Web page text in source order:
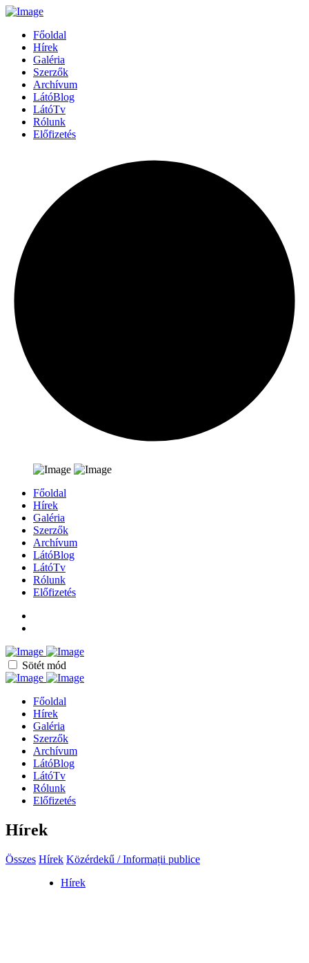
Főoldal
Hírek
Galéria
Szerzők
Archívum
LátóBlog
LátóTv
Rólunk
Előfizetés
Főoldal
Hírek
Galéria
Szerzők
Archívum
LátóBlog
LátóTv
Rólunk
Előfizetés
Sötét mód
Főoldal
Hírek
Galéria
Szerzők
Archívum
LátóBlog
LátóTv
Rólunk
Előfizetés
Hírek
Összes Hírek Közérdekű / Informații publice
Hírek